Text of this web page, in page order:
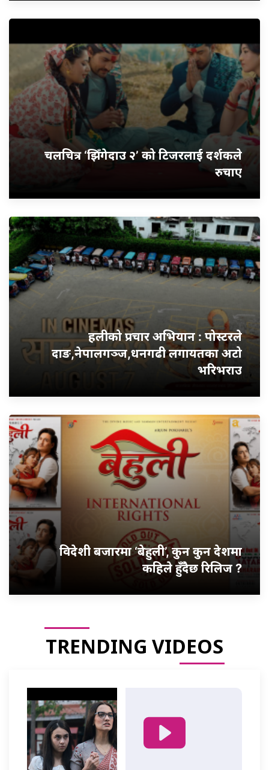
चलचित्र ‘झिँगेदाउ २’ को टिजरलाई दर्शकले
रुचाए
हलीको प्रचार अभियान : पोस्टरले
दाङ,नेपालगञ्ज,धनगढी लगायतका अटो
भरिभराउ
विदेशी बजारमा ‘बेहुली’, कुन कुन देशमा
कहिले हुँदैछ रिलिज ?
TRENDING VIDEOS